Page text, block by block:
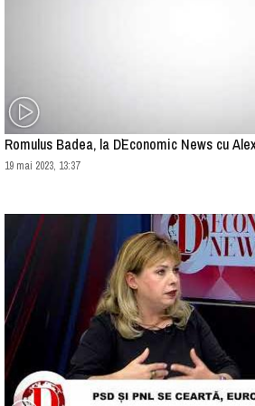
Romulus Badea, la D`Economic News cu
19 mai 2023, 13:37